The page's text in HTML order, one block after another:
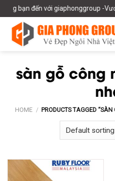
Skip
to
content
bạn đến với giaphonggroup -
sàn gỗ công
HOME / PRODUCTS TAGGED